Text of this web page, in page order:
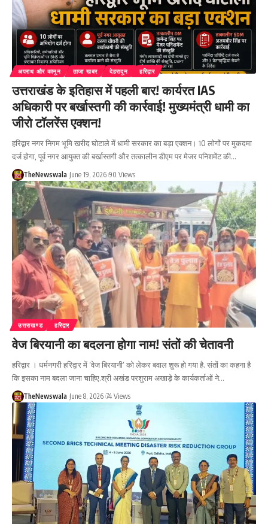
अपराध और कानून ताजा खबर देहरादून हरिद्वार
उत्तराखंड के इतिहास में पहली बार! कार्यरत IAS
अधिकारी पर बर्खास्तगी की कार्रवाई! मुख्यमंत्री धामी का
जीरो टॉलरेंस एक्शन!
हरिद्वार नगर निगम भूमि खरीद घोटाले में धामी सरकार का बड़ा एक्शन। 10 लोगों पर मुकदमा
दर्ज होगा, पूर्व नगर आयुक्त की बर्खास्तगी और तत्कालीन डीएम पर मेजर पनिशमेंट की…
TheNewswala June 19, 2026 90 Views
उत्तराखण्ड हरिद्वार
वेज बिरयानी का बदलना होगा नाम! संतों की चेतावनी
हरिद्वार । धर्मनगरी हरिद्वार में ‘वेज बिरयानी’ को लेकर बवाल शुरू हो गया है. संतों का कहना है
कि इसका नाम बदला जाना चाहिए.श्री अखंड परशुराम अखाड़े के कार्यकर्ताओं ने…
TheNewswala June 8, 2026 74 Views